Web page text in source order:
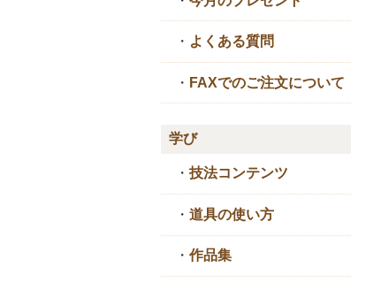
・ よくある質問
・ FAXでのご注文について
学び
・ 技法コンテンツ
・ 道具の使い方
・ 作品集